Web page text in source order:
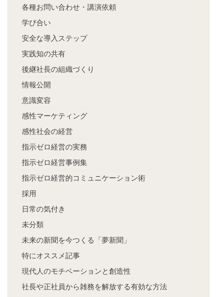
各種お問い合わせ・講演依頼
学び合い
安全な導入ステップ
実践知の共有
後継社長の組織づくり
情報公開
意識変容
感性マーケティング
感性社会の経営
指示ゼロ経営の実務
指示ゼロ経営事例集
指示ゼロ経営的コミュニケーション術
採用
日常の気付き
未分類
未来の新聞を今つくる「夢新聞」
特にオススメ記事
現代人のモチベーションと創造性
社長や正社員から雑務を解放する有効な方法